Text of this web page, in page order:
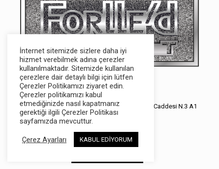
Dermaled Estetik Güzellik
Adres:Bahçeşehir 1.Kısım Mahallesi Marmara Caddesi N.3 A1
Başakşehir - İstanbul
İletişim:0533 810 46 36
İnternet sitemizde sizlere daha iyi
hizmet verebilmek adına çerezler
kullanılmaktadır. Sitemizde kullanılan
çerezlere dair detaylı bilgi için lütfen
Çerezler Politikamızı ziyaret edin.
Çerezler politikamızı kabul
etmediğinizde nasıl kapatmanız
gerektiği ilgili Çerezler Politikası
sayfamızda mevcuttur.
Çerez Ayarları KABUL EDİYORUM